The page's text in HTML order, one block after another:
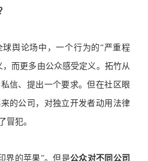
舆论场中，一个行为的“严重程
而更多由公众感受定义。拓竹从
信、提出一个要求。但在社区眼
的公司，对独立开发者动用法律
冒犯。
界的苹果”。但是公众对不同公司